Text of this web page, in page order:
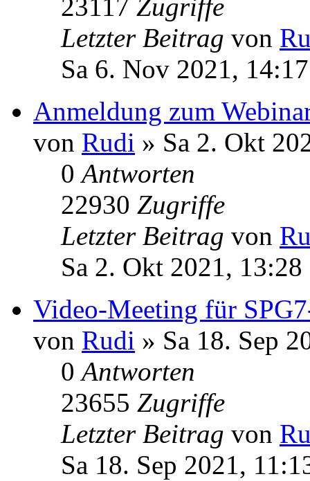
23117 Zugriffe
Letzter Beitrag von
Sa 6. Nov 2021, 14:17
Anmeldung zum
von Rudi » Sa 2. Okt
0Antworten
22930 Zugriffe
Letzter Beitrag von
Sa 2. Okt 2021, 13:28
Video-Meeting für
von Rudi » Sa 18. Sep
0Antworten
23655 Zugriffe
Letzter Beitrag von
Sa 18. Sep 2021,